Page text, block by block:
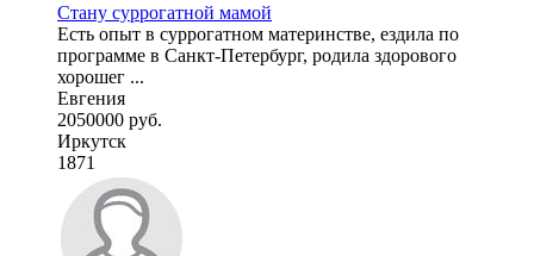
Стану суррогатной мамой
Есть опыт в суррогатном материнстве, ездила по
программе в Санкт-Петербург, родила здорового
хорошег ...
Евгения
2050000 руб.
Иркутск
1871